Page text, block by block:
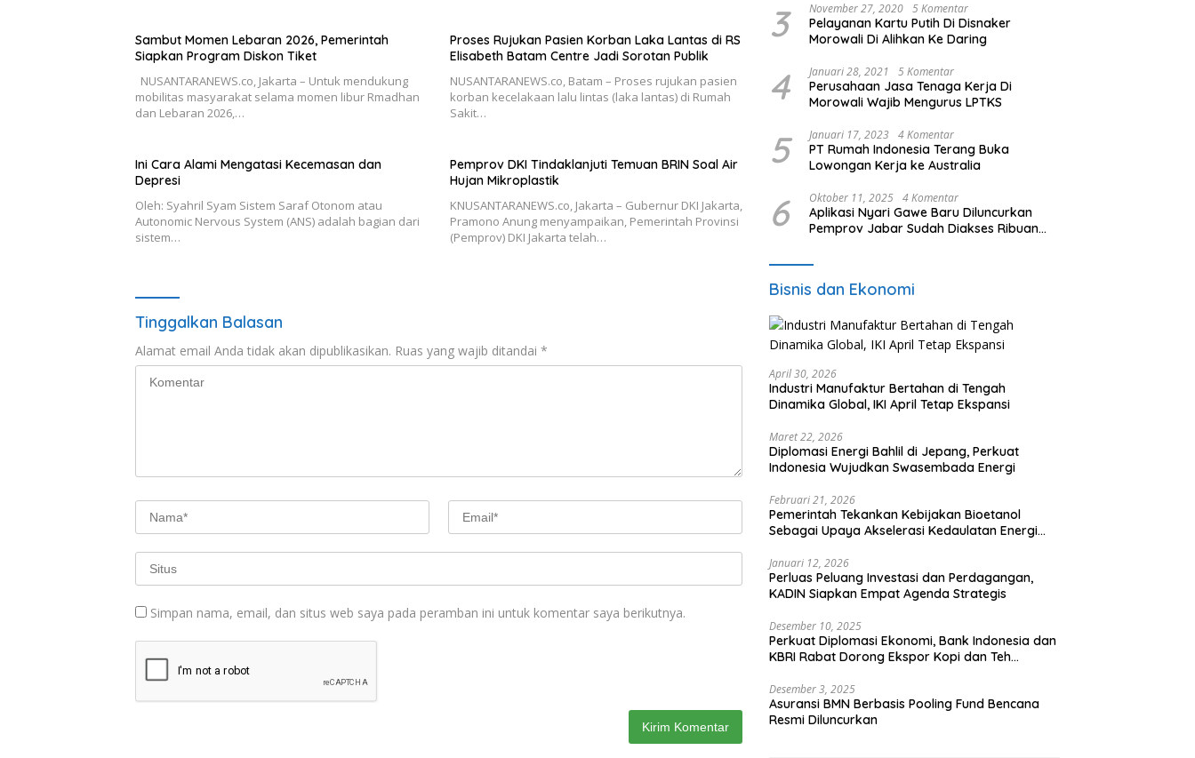
Sambut Momen Lebaran 2026, Pemerintah
Siapkan Program Diskon Tiket
NUSANTARANEWS.co, Jakarta – Untuk mendukung
mobilitas masyarakat selama momen libur Rmadhan
dan Lebaran 2026,…
Proses Rujukan Pasien Korban Laka Lantas di RS
Elisabeth Batam Centre Jadi Sorotan Publik
NUSANTARANEWS.co, Batam – Proses rujukan pasien
korban kecelakaan lalu lintas (laka lantas) di Rumah
Sakit…
Ini Cara Alami Mengatasi Kecemasan dan
Depresi
Oleh: Syahril Syam Sistem Saraf Otonom atau
Autonomic Nervous System (ANS) adalah bagian dari
sistem…
Pemprov DKI Tindaklanjuti Temuan BRIN Soal Air
Hujan Mikroplastik
KNUSANTARANEWS.co, Jakarta – Gubernur DKI Jakarta,
Pramono Anung menyampaikan, Pemerintah Provinsi
(Pemprov) DKI Jakarta telah…
Tinggalkan Balasan
Alamat email Anda tidak akan dipublikasikan. Ruas yang wajib ditandai *
Simpan nama, email, dan situs web saya pada peramban ini untuk komentar saya berikutnya.
3 November 27, 2020 5 Komentar
Pelayanan Kartu Putih Di Disnaker
Morowali Di Alihkan Ke Daring
4 Januari 28, 2021 5 Komentar
Perusahaan Jasa Tenaga Kerja Di
Morowali Wajib Mengurus LPTKS
5 Januari 17, 2023 4 Komentar
PT Rumah Indonesia Terang Buka
Lowongan Kerja ke Australia
6 Oktober 11, 2025 4 Komentar
Aplikasi Nyari Gawe Baru Diluncurkan
Pemprov Jabar Sudah Diakses Ribuan
Bisnis dan Ekonomi
April 30, 2026
Industri Manufaktur Bertahan di Tengah
Dinamika Global, IKI April Tetap Ekspansi
Maret 22, 2026
Diplomasi Energi Bahlil di Jepang, Perkuat
Indonesia Wujudkan Swasembada Energi
Februari 21, 2026
Pemerintah Tekankan Kebijakan Bioetanol
Sebagai Upaya Akselerasi Kedaulatan Energi
Januari 12, 2026
Perluas Peluang Investasi dan Perdagangan,
KADIN Siapkan Empat Agenda Strategis
Desember 10, 2025
Perkuat Diplomasi Ekonomi, Bank Indonesia dan
KBRI Rabat Dorong Ekspor Kopi dan Teh
Desember 3, 2025
Asuransi BMN Berbasis Pooling Fund Bencana
Resmi Diluncurkan